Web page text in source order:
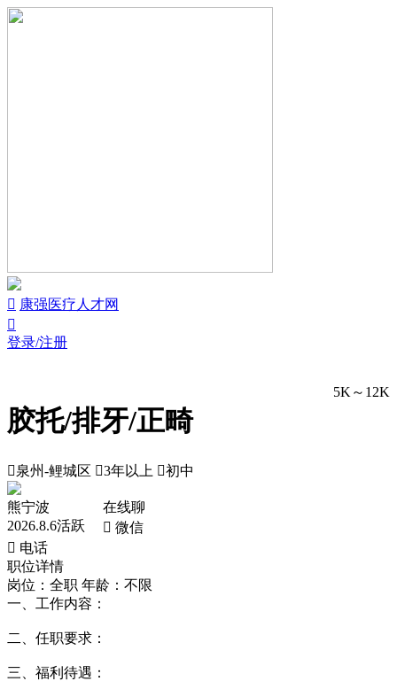
 康强医疗人才网

登录/注册
胶托/排牙/正畸
5K～12K
泉州-鲤城区 3年以上 初中
熊宁波
2026.8.6活跃
在线聊
 微信
 电话
职位详情
岗位：全职 年龄：不限
一、工作内容：
二、任职要求：
三、福利待遇：